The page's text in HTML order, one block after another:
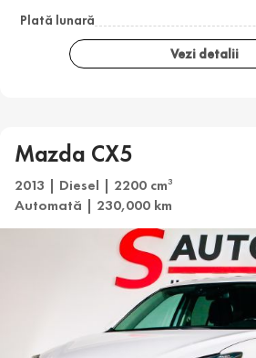
Plată lunară
Vezi detalii
Mazda CX5
2013 | Diesel | 2200 cm3
Automată | 230,000 km